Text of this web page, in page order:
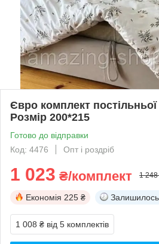
Євро комплект
Розмір 200*215
Готово до відправки
Код: 4476
Опт і роздріб
1 023 ₴/комплект 1 248
Економія 225 ₴ Залишилось
1 008 ₴ від 5 комплектів